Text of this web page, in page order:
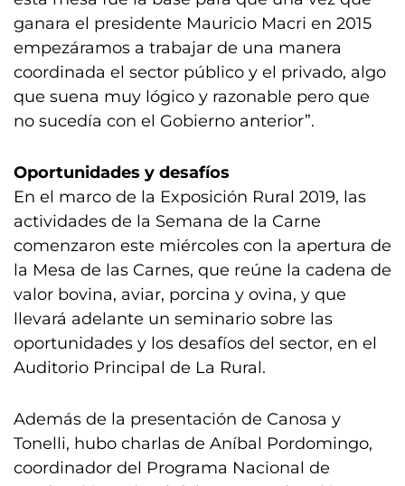
ganara el presidente Mauricio Macri en 2015
empezáramos a trabajar de una manera
coordinada el sector público y el privado, algo
que suena muy lógico y razonable pero que
no sucedía con el Gobierno anterior”.
Oportunidades y desafíos
En el marco de la Exposición Rural 2019, las
actividades de la Semana de la Carne
comenzaron este miércoles con la apertura de
la Mesa de las Carnes, que reúne la cadena de
valor bovina, aviar, porcina y ovina, y que
llevará adelante un seminario sobre las
oportunidades y los desafíos del sector, en el
Auditorio Principal de La Rural.
Además de la presentación de Canosa y
Tonelli, hubo charlas de Aníbal Pordomingo,
coordinador del Programa Nacional de